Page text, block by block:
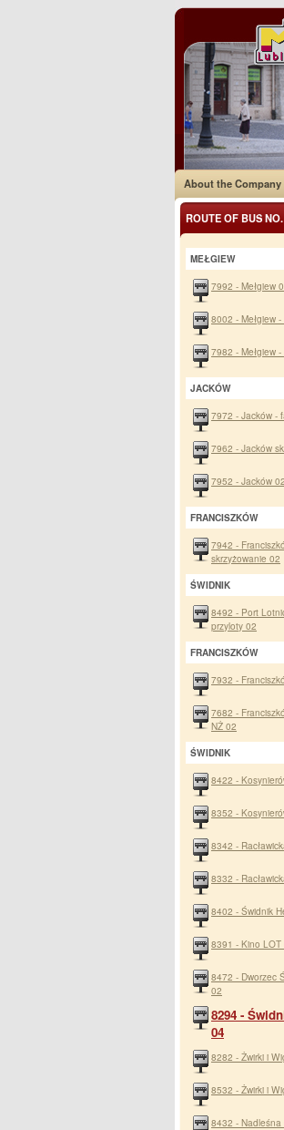
About the Company
ROUTE OF BUS NO.
MEŁGIEW
7992 - Mełgiew
8002 - Mełgiew
7982 - Mełgiew
JACKÓW
7972 - Jacków -
7962 - Jacków
7952 - Jacków 02
FRANCISZKÓW
7942 -
skrzyżowanie 02
ŚWIDNIK
8492 - Port
przyloty 02
FRANCISZKÓW
7932 -
7682 -
NŻ 02
ŚWIDNIK
8422 -
8352 -
8342 -
8332 -
8402 - Świdnik
8391 - Kino LOT
8472 - Dworzec
02
8294 -
04
8282 - Żwirki i
8532 - Żwirki i
8432 - Nadleśna